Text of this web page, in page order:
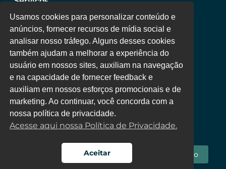
Jurídico
Oportunidades
Clube de Vantagens
Área Colaborador
Fale Conosco
Usamos cookies para personalizar conteúdo e
anúncios, fornecer recursos de mídia social e
analisar nosso tráfego. Alguns desses cookies
também ajudam a melhorar a experiência do
usuário em nossos sites, auxiliam na navegação
e na capacidade de fornecer feedback e
auxiliam em nossos esforços promocionais e de
marketing. Ao continuar, você concorda com a
nossa política de privacidade.
Acesse aqui nossa Política de Privacidade.
Aceitar